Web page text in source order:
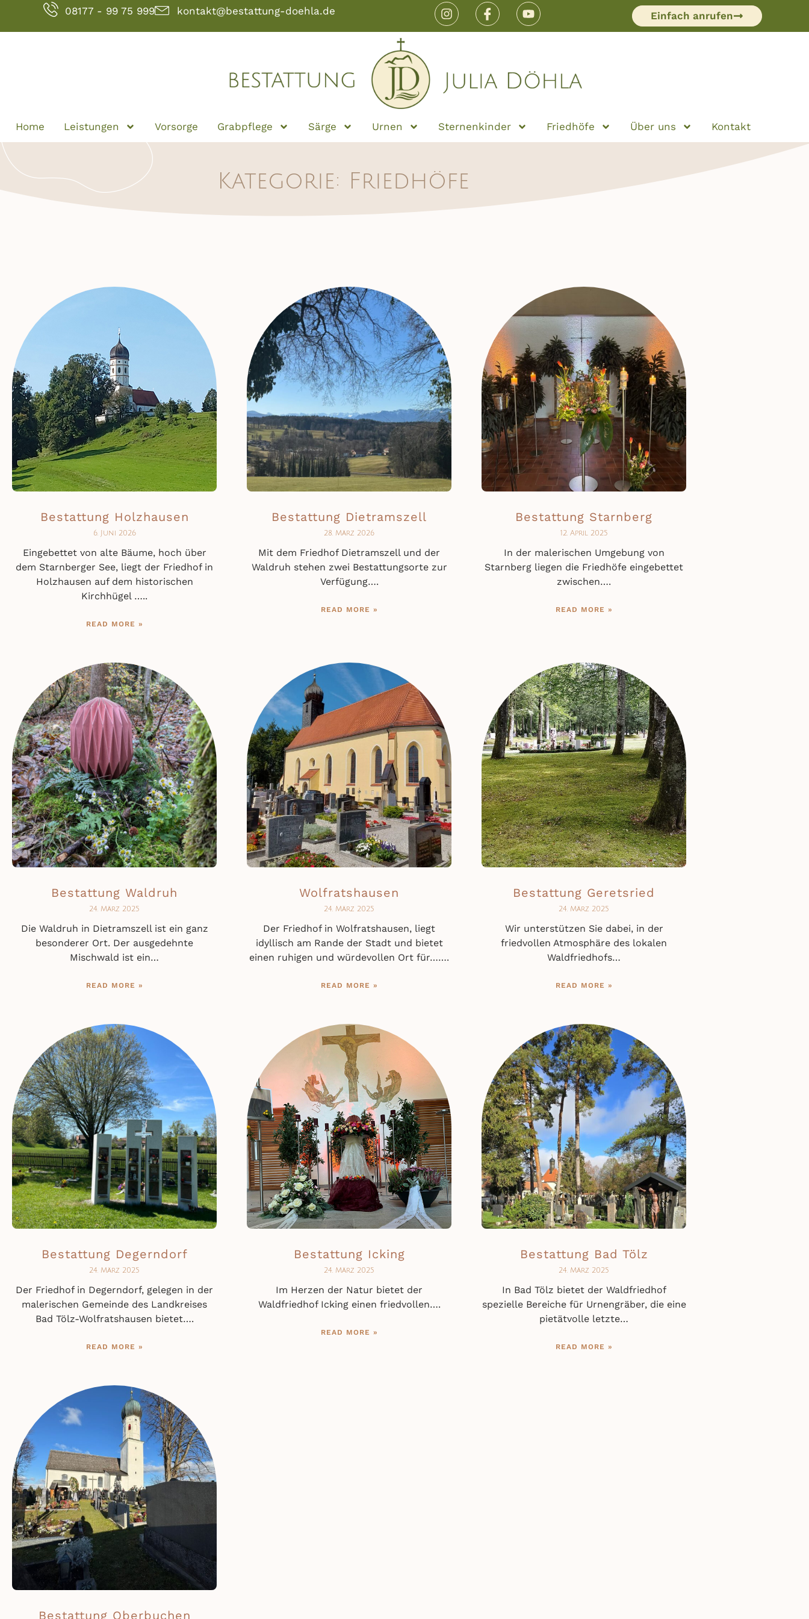
08177 - 99 75 999 kontakt@bestattung-doehla.de Einfach anrufen
Home Leistungen Vorsorge Grabpflege Särge Urnen Sternenkinder Friedhöfe Über uns Kontakt
Kategorie: Friedhöfe
Bestattung Holzhausen
6. Juni 2026
Eingebettet von alte Bäume, hoch über
dem Starnberger See, liegt der Friedhof in
Holzhausen auf dem historischen
Kirchhügel …..
READ MORE »
Bestattung Dietramszell
28. März 2026
Mit dem Friedhof Dietramszell und der
Waldruh stehen zwei Bestattungsorte zur
Verfügung….
READ MORE »
Bestattung Starnberg
12. April 2025
In der malerischen Umgebung von
Starnberg liegen die Friedhöfe eingebettet
zwischen….
READ MORE »
Bestattung Waldruh
24. März 2025
Die Waldruh in Dietramszell ist ein ganz
besonderer Ort. Der ausgedehnte
Mischwald ist ein…
READ MORE »
Wolfratshausen
24. März 2025
Der Friedhof in Wolfratshausen, liegt
idyllisch am Rande der Stadt und bietet
einen ruhigen und würdevollen Ort für…….
READ MORE »
Bestattung Geretsried
24. März 2025
Wir unterstützen Sie dabei, in der
friedvollen Atmosphäre des lokalen
Waldfriedhofs…
READ MORE »
Bestattung Degerndorf
24. März 2025
Der Friedhof in Degerndorf, gelegen in der
malerischen Gemeinde des Landkreises
Bad Tölz-Wolfratshausen bietet….
READ MORE »
Bestattung Icking
24. März 2025
Im Herzen der Natur bietet der
Waldfriedhof Icking einen friedvollen….
READ MORE »
Bestattung Bad Tölz
24. März 2025
In Bad Tölz bietet der Waldfriedhof
spezielle Bereiche für Urnengräber, die eine
pietätvolle letzte…
READ MORE »
Bestattung Oberbuchen